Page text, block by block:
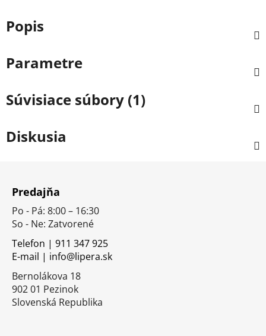
Popis
Parametre
Súvisiace súbory (1)
Diskusia
Predajňa
Po - Pá: 8:00 – 16:30
So - Ne: Zatvorené
Telefon | 911 347 925
E-mail | info@lipera.sk
Bernolákova 18
902 01 Pezinok
Slovenská Republika